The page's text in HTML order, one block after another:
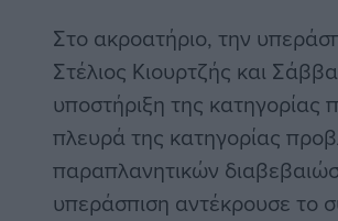
Στο ακροατήριο, την
Στέλιος Κιουρτζής και
υποστήριξη της
πλευρά της κατηγορίας
παραπλανητικών
υπεράσπιση αντέκρουσε το